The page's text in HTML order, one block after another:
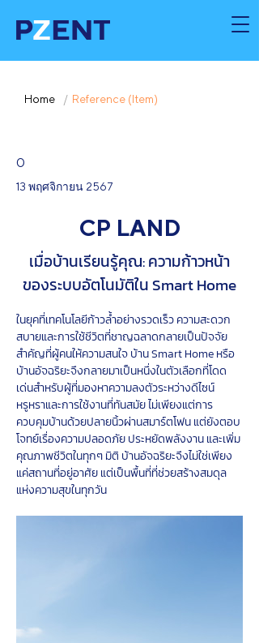
Home / Reference (Item)
0
13 พฤศจิกายน 2567
CP LAND
เมื่อบ้านเรียนรู้คุณ: ความก้าวหน้า
ของระบบอัตโนมัติใน Smart Home
ในยุคที่เทคโนโลยีก้าวล้ำอย่างรวดเร็ว ความสะดวก
สบายและการใช้ชีวิตที่ชาญฉลาดกลายเป็นปัจจัย
สำคัญที่ผู้คนให้ความสนใจ บ้าน Smart Home หรือ
บ้านอัจฉริยะจึงกลายมาเป็นหนึ่งในตัวเลือกที่โดด
เด่นสำหรับผู้ที่มองหาความลงตัวระหว่างดีไซน์
หรูหราและการใช้งานที่ทันสมัย ไม่เพียงแต่การ
ควบคุมบ้านด้วยปลายนิ้วผ่านสมาร์ตโฟน แต่ยังตอบ
โจทย์เรื่องความปลอดภัย ประหยัดพลังงาน และเพิ่ม
คุณภาพชีวิตในทุกๆ มิติ บ้านอัจฉริยะจึงไม่ใช่เพียง
แค่สถานที่อยู่อาศัย แต่เป็นพื้นที่ที่ช่วยสร้างสมดุล
แห่งความสุขในทุกวัน